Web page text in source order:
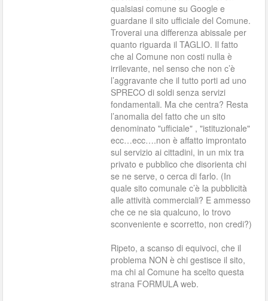
qualsiasi comune su Google e
guardane il sito ufficiale del Comune.
Troverai una differenza abissale per
quanto riguarda il TAGLIO. Il fatto
che al Comune non costi nulla è
irrilevante, nel senso che non c’è
l’aggravante che il tutto porti ad uno
SPRECO di soldi senza servizi
fondamentali. Ma che centra? Resta
l’anomalia del fatto che un sito
denominato "ufficiale" , "istituzionale"
ecc…ecc….non è affatto improntato
sul servizio ai cittadini, in un mix tra
privato e pubblico che disorienta chi
se ne serve, o cerca di farlo. (In
quale sito comunale c’è la pubblicità
alle attività commerciali? E ammesso
che ce ne sia qualcuno, lo trovo
sconveniente e scorretto, non credi?)
Ripeto, a scanso di equivoci, che il
problema NON è chi gestisce il sito,
ma chi al Comune ha scelto questa
strana FORMULA web.